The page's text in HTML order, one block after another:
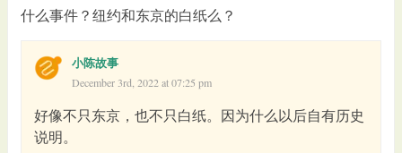
什么事件？纽约和东京的白纸么？
小陈故事
December 3rd, 2022 at 07:25 pm
好像不只东京，也不只白纸。因为什么以后自有历史
说明。